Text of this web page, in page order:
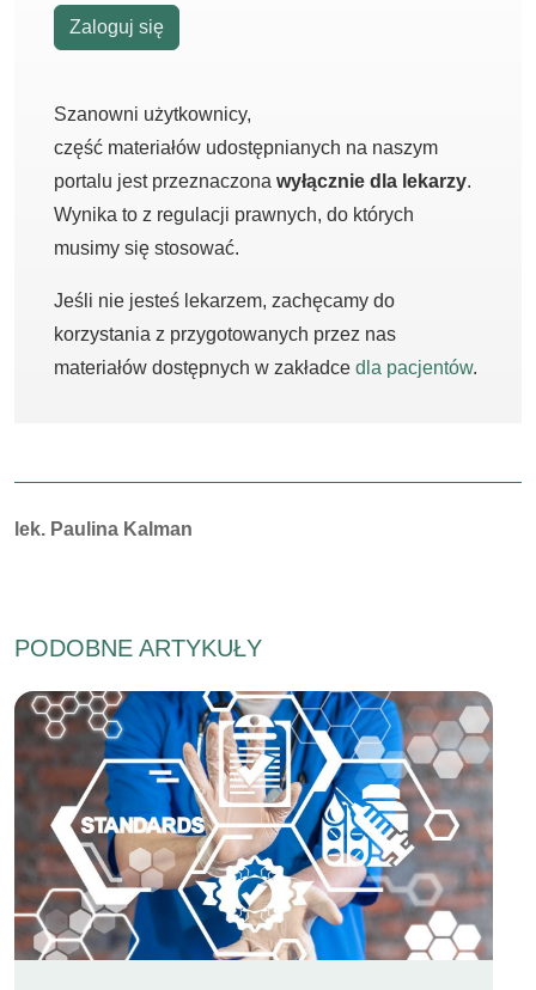
Zaloguj się
Szanowni użytkownicy,
część materiałów udostępnianych na naszym
portalu jest przeznaczona wyłącznie dla lekarzy.
Wynika to z regulacji prawnych, do których
musimy się stosować.
Jeśli nie jesteś lekarzem, zachęcamy do
korzystania z przygotowanych przez nas
materiałów dostępnych w zakładce dla pacjentów.
Autorzy:
lek. Paulina Kalman
PODOBNE ARTYKUŁY